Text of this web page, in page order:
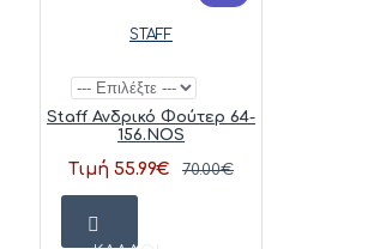
STAFF
Staff Ανδρικό Φούτερ 64-
156.NOS
Τιμή 55.99€ 70.00€